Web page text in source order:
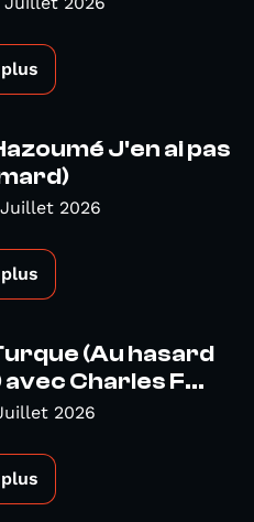
J'en ai pas
2026
(Au hasard
avec Charles F...
2026